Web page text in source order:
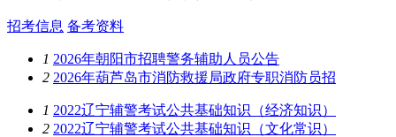
招考信息 备考资料
1 2026年朝阳市招聘警务辅助人员公告
2 2026年葫芦岛市消防救援局政府专职消防员招
1 2022辽宁辅警考试公共基础知识（经济知识）
2 2022辽宁辅警考试公共基础知识（文化常识）